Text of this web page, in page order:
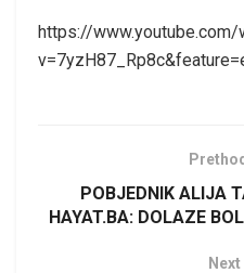
https://www.youtube.com/
POBJEDNIK ALIJA
HAYAT.BA: DOLAZE